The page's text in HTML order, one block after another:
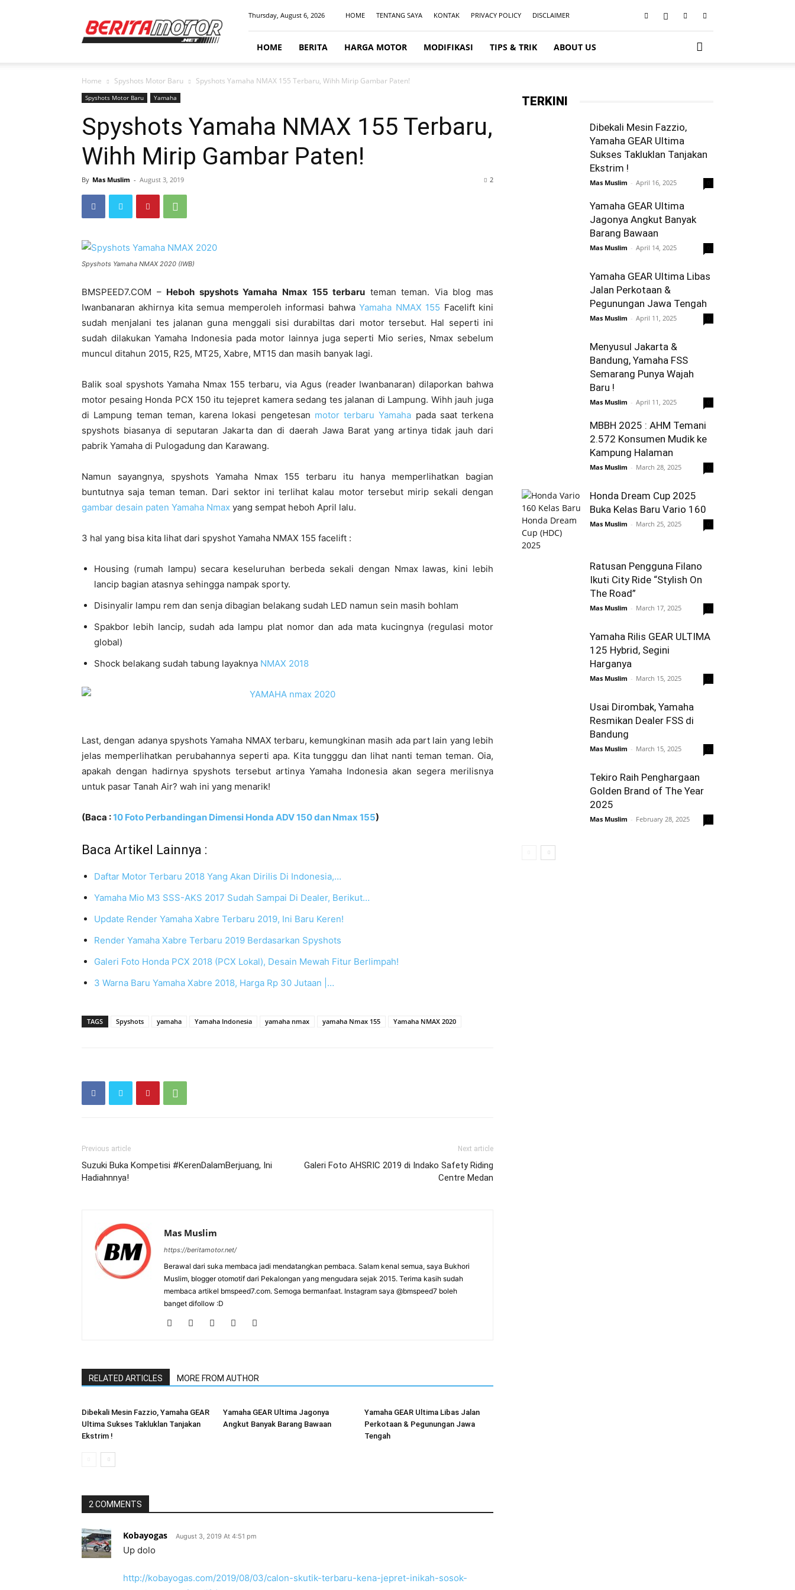
Thursday, August 6, 2026 HOME TENTANG SAYA KONTAK PRIVACY POLICY DISCLAIMER
HOME BERITA HARGA MOTOR MODIFIKASI TIPS & TRIK ABOUT US
Home Spyshots Motor Baru Spyshots Yamaha NMAX 155 Terbaru, Wihh Mirip Gambar Paten!
Spyshots Motor Baru Yamaha
Spyshots Yamaha NMAX 155 Terbaru,
Wihh Mirip Gambar Paten!
By Mas Muslim - August 3, 2019 2
Spyshots Yamaha NMAX 2020 (IWB)
BMSPEED7.COM – Heboh spyshots Yamaha Nmax 155 terbaru teman teman. Via blog mas
Iwanbanaran akhirnya kita semua memperoleh informasi bahwaYamaha NMAX 155 Facelift kini
sudah menjalani tes jalanan guna menggali sisi durabiltas dari motor tersebut. Hal seperti ini
sudah dilakukan Yamaha Indonesia pada motor lainnya juga seperti Mio series, Nmax sebelum
muncul ditahun 2015, R25, MT25, Xabre, MT15 dan masih banyak lagi.
Balik soal spyshots Yamaha Nmax 155 terbaru, via Agus (reader Iwanbanaran) dilaporkan bahwa
motor pesaing Honda PCX 150 itu tejepret kamera sedang tes jalanan di Lampung. Wihh jauh juga
di Lampung teman teman, karena lokasi pengetesan motor terbaru Yamaha pada saat terkena
spyshots biasanya di seputaran Jakarta dan di daerah Jawa Barat yang artinya tidak jauh dari
pabrik Yamaha di Pulogadung dan Karawang.
Namun sayangnya, spyshots Yamaha Nmax 155 terbaru itu hanya memperlihatkan bagian
buntutnya saja teman teman. Dari sektor ini terlihat kalau motor tersebut mirip sekali dengan
gambar desain paten Yamaha Nmax yang sempat heboh April lalu.
3 hal yang bisa kita lihat dari spyshot Yamaha NMAX 155 facelift :
Housing (rumah lampu) secara keseluruhan berbeda sekali dengan Nmax lawas, kini lebih
lancip bagian atasnya sehingga nampak sporty.
Disinyalir lampu rem dan senja dibagian belakang sudah LED namun sein masih bohlam
Spakbor lebih lancip, sudah ada lampu plat nomor dan ada mata kucingnya (regulasi motor
global)
Shock belakang sudah tabung layaknya NMAX 2018
Last, dengan adanya spyshots Yamaha NMAX terbaru, kemungkinan masih ada part lain yang lebih
jelas memperlihatkan perubahannya seperti apa. Kita tungggu dan lihat nanti teman teman. Oia,
apakah dengan hadirnya spyshots tersebut artinya Yamaha Indonesia akan segera merilisnya
untuk pasar Tanah Air? wah ini yang menarik!
(Baca :10 Foto Perbandingan Dimensi Honda ADV 150 dan Nmax 155)
Baca Artikel Lainnya :
Daftar Motor Terbaru 2018 Yang Akan Dirilis Di Indonesia,…
Yamaha Mio M3 SSS-AKS 2017 Sudah Sampai Di Dealer, Berikut…
Update Render Yamaha Xabre Terbaru 2019, Ini Baru Keren!
Render Yamaha Xabre Terbaru 2019 Berdasarkan Spyshots
Galeri Foto Honda PCX 2018 (PCX Lokal), Desain Mewah Fitur Berlimpah!
3 Warna Baru Yamaha Xabre 2018, Harga Rp 30 Jutaan |…
TAGS Spyshots yamaha Yamaha Indonesia yamaha nmax yamaha Nmax 155 Yamaha NMAX 2020
Previous article
Suzuki Buka Kompetisi #KerenDalamBerjuang, Ini
Hadiahnnya!
Next article
Galeri Foto AHSRIC 2019 di Indako Safety Riding
Centre Medan
Mas Muslim
https://beritamotor.net/
Berawal dari suka membaca jadi mendatangkan pembaca. Salam kenal semua, saya Bukhori
Muslim, blogger otomotif dari Pekalongan yang mengudara sejak 2015. Terima kasih sudah
membaca artikel bmspeed7.com. Semoga bermanfaat. Instagram saya @bmspeed7 boleh
banget difollow :D
RELATED ARTICLES MORE FROM AUTHOR
Dibekali Mesin Fazzio, Yamaha GEAR
Ultima Sukses Takluklan Tanjakan
Ekstrim !
Yamaha GEAR Ultima Jagonya
Angkut Banyak Barang Bawaan
Yamaha GEAR Ultima Libas Jalan
Perkotaan & Pegunungan Jawa
Tengah
2 COMMENTS
Kobayogas August 3, 2019 At 4:51 pm
Up dolo
http://kobayogas.com/2019/08/03/calon-skutik-terbaru-kena-jepret-inikah-sosok-
TERKINI
Dibekali Mesin Fazzio,
Yamaha GEAR Ultima
Sukses Takluklan Tanjakan
Ekstrim !
Mas Muslim - April 16, 2025
Yamaha GEAR Ultima
Jagonya Angkut Banyak
Barang Bawaan
Mas Muslim - April 14, 2025
Yamaha GEAR Ultima Libas
Jalan Perkotaan &
Pegunungan Jawa Tengah
Mas Muslim - April 11, 2025
Menyusul Jakarta &
Bandung, Yamaha FSS
Semarang Punya Wajah
Baru !
Mas Muslim - April 11, 2025
MBBH 2025 : AHM Temani
2.572 Konsumen Mudik ke
Kampung Halaman
Mas Muslim - March 28, 2025
Honda Dream Cup 2025
Buka Kelas Baru Vario 160
Mas Muslim - March 25, 2025
Ratusan Pengguna Filano
Ikuti City Ride “Stylish On
The Road”
Mas Muslim - March 17, 2025
Yamaha Rilis GEAR ULTIMA
125 Hybrid, Segini
Harganya
Mas Muslim - March 15, 2025
Usai Dirombak, Yamaha
Resmikan Dealer FSS di
Bandung
Mas Muslim - March 15, 2025
Tekiro Raih Penghargaan
Golden Brand of The Year
2025
Mas Muslim - February 28, 2025